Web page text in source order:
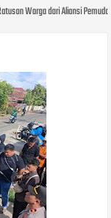
Warga dari Aliansi